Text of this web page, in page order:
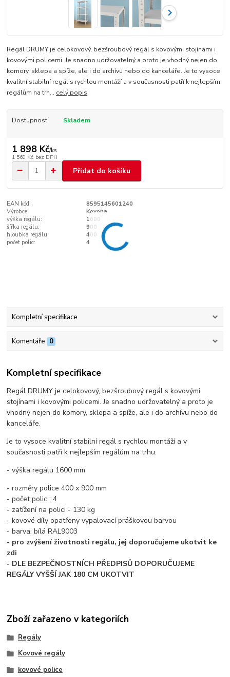
Regál DRUMY je celokovový, bezšroubový regál s kovovými stojínami i
kovovými policemi. Je snadno udržovatelný a proto je vhodný nejen do
komory, sklepa a spíže, ale i do archívu nebo do kanceláře. Je to vysoce
kvalitní stabilní regál s rychlou montáží a v současnosti patří k nejlepším
regálům na trh... celý popis
Dostupnost Skladem
1 898 Kč/ks
1 569 Kč bez DPH
Přidat do košíku
EAN kód:
8595145601240
Výrobce:
Kovona
výška regálu:
1600
šířka regálu:
900
hloubka regálu:
400
počet polic:
4
Kompletní specifikace
Komentáře 0
Kompletní specifikace
Regál DRUMY je celokovový, bezšroubový regál s kovovými
stojínami i kovovými policemi. Je snadno udržovatelný a proto je
vhodný nejen do komory, sklepa a spíže, ale i do archívu nebo do
kanceláře.
Je to vysoce kvalitní stabilní regál s rychlou montáží a v
současnosti patří k nejlepším regálům na trhu.
- výška regálu 1600 mm
- rozměry police 400 x 900 mm
- počet polic : 4
- zatížení na polici - 130 kg
- kovové díly opatřeny vypalovací práškovou barvou
- barva: bílá RAL9003
- pro zvýšení životnosti regálu, jej doporučujeme ukotvit ke
zdi
- DLE BEZPEČNOSTNÍCH PŘEDPISŮ DOPORUČUJEME
REGÁLY VYŠŠÍ JAK 180 CM UKOTVIT
Zboží zařazeno v kategoriích
Regály
Kovové regály
kovové police